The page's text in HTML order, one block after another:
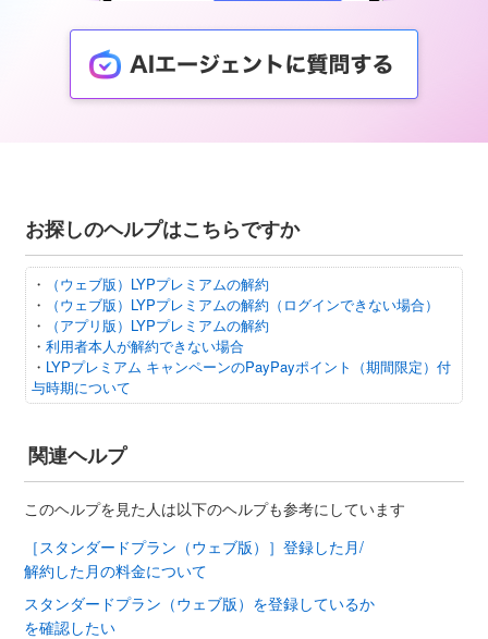
お探しのヘルプはこちらですか
・
（ウェブ版）LYPプレミアムの解約
・
（ウェブ版）LYPプレミアムの解約（ログインできない場合）
・
（アプリ版）LYPプレミアムの解約
・ 利用者本人が解約できない場合
・ LYPプレミアム キャンペーンのPayPayポイント（期間限定）付
与時期について
関連ヘルプ
このヘルプを見た人は以下のヘルプも参考にしています
［スタンダードプラン（ウェブ版）］登録した月/
解約した月の料金について
スタンダードプラン（ウェブ版）を登録しているか
を確認したい